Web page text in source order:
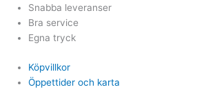
Hoppa
innehåll
Snabba leveranser
Bra service
Egna tryck
Köpvillkor
Öppettider och karta
Products
search
Products
search